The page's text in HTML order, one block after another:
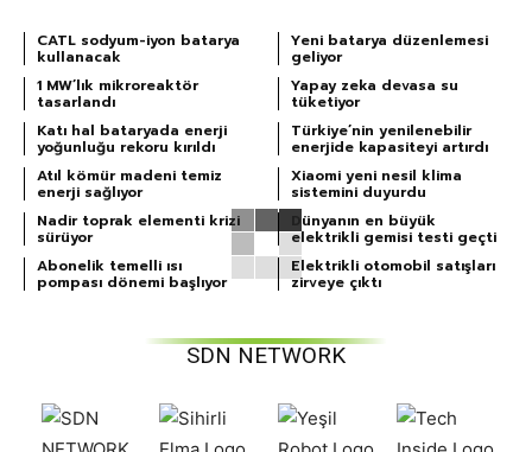
CATL sodyum-iyon batarya
kullanacak
Yeni batarya düzenlemesi
geliyor
1 MW’lık mikroreaktör
tasarlandı
Yapay zeka devasa su
tüketiyor
Katı hal bataryada enerji
yoğunluğu rekoru kırıldı
Türkiye’nin yenilenebilir
enerjide kapasiteyi artırdı
Atıl kömür madeni temiz
enerji sağlıyor
Xiaomi yeni nesil klima
sistemini duyurdu
Nadir toprak elementi krizi
sürüyor
Dünyanın en büyük
elektrikli gemisi testi geçti
Abonelik temelli ısı
pompası dönemi başlıyor
Elektrikli otomobil satışları
zirveye çıktı
SDN NETWORK